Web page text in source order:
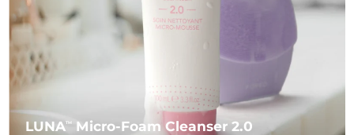
LUNATM Micro-Foam Cleanser 2.0